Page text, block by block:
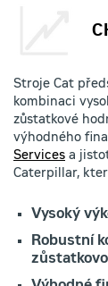
Stroje Cat
kombinaci
zůstatkové
výhodného
Services a
Caterpillar,
Vysoký
Robustní